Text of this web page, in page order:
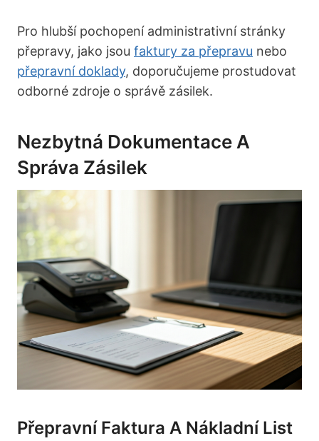
Pro hlubší pochopení administrativní stránky
přepravy, jako jsou faktury za přepravu nebo
přepravní doklady, doporučujeme prostudovat
odborné zdroje o správě zásilek.
Nezbytná Dokumentace A
Správa Zásilek
Přepravní Faktura A Nákladní List